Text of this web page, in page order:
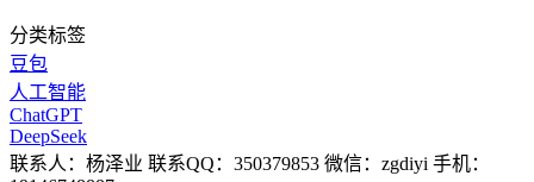
分类标签
豆包
人工智能
ChatGPT
DeepSeek
联系人：杨泽业 联系QQ：350379853 微信：zgdiyi 手机：